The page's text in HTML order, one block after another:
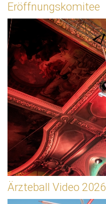
Eröffnungskomitee
Ärzteball Video 2026